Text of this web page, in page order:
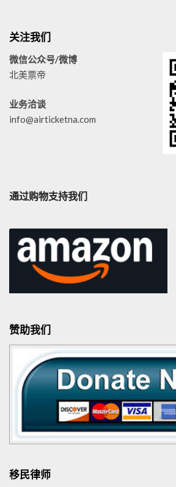
关注我们
微信公众号/微博
北美票帝
业务洽谈
info@airticketna.com
通过购物支持我们
赞助我们
移民律师